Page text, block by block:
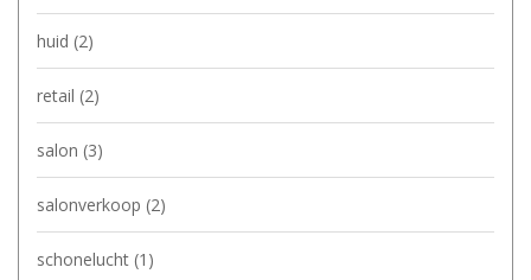
huid (2)
retail (2)
salon (3)
salonverkoop (2)
schonelucht (1)